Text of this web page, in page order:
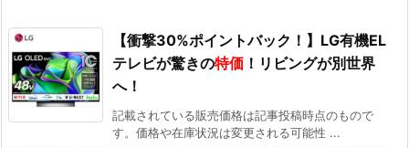
【衝撃30%ポイントバック！】LG有機EL
テレビが驚きの特価 ！リビングが別世界
へ！
記載されている販売価格は記事投稿時点のもので
す。価格や在庫状況は変更される可能性 ...